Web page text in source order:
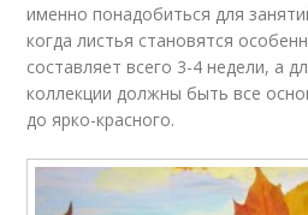
именно понадобиться для
когда листья становятся
составляет всего 3-4 недели, а
коллекции должны быть все
до ярко-красного.